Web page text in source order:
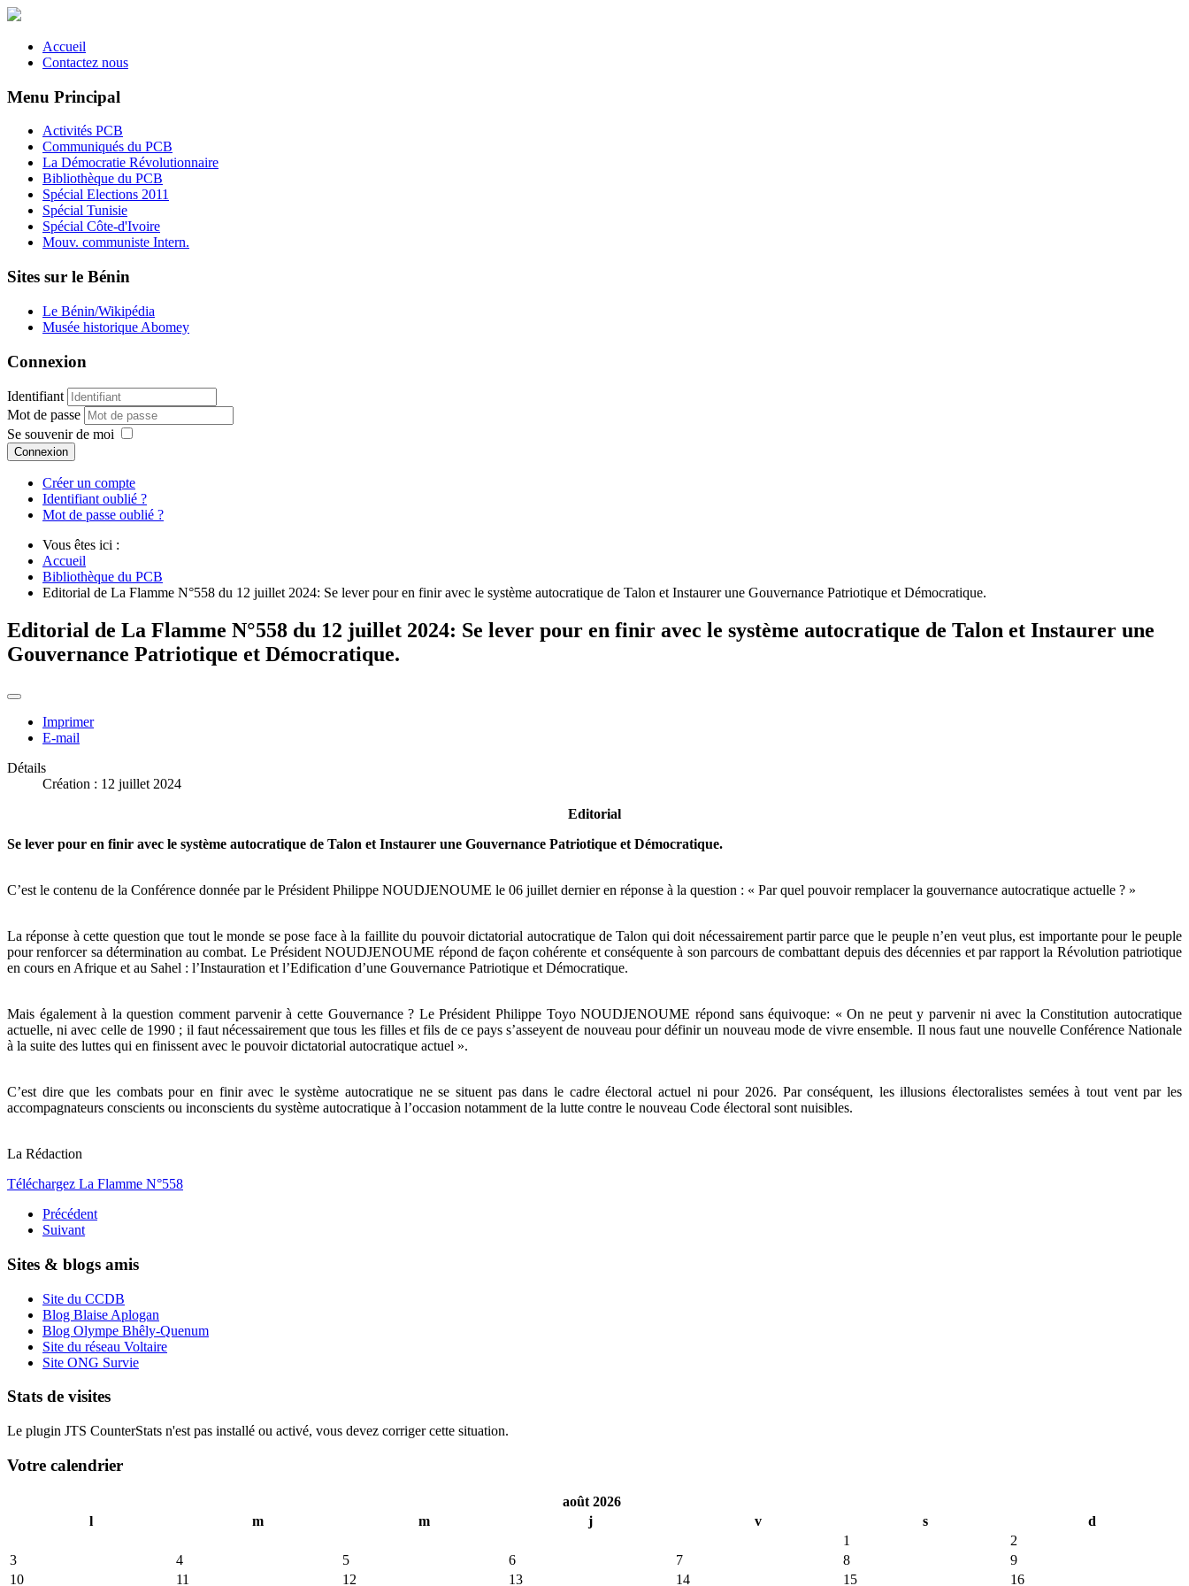
Accueil
Contactez nous
Menu Principal
Activités PCB
Communiqués du PCB
La Démocratie Révolutionnaire
Bibliothèque du PCB
Spécial Elections 2011
Spécial Tunisie
Spécial Côte-d'Ivoire
Mouv. communiste Intern.
Sites sur le Bénin
Le Bénin/Wikipédia
Musée historique Abomey
Connexion
Identifiant
Mot de passe
Se souvenir de moi
Connexion
Créer un compte
Identifiant oublié ?
Mot de passe oublié ?
Vous êtes ici :
Accueil
Bibliothèque du PCB
Editorial de La Flamme N°558 du 12 juillet 2024: Se lever pour en finir avec le système autocratique de Talon et Instaurer une Gouvernance Patriotique et Démocratique.
Editorial de La Flamme N°558 du 12 juillet 2024: Se lever pour en finir avec le système autocratique de Talon et Instaurer une
Gouvernance Patriotique et Démocratique.
Imprimer
E-mail
Détails
Création : 12 juillet 2024
Editorial
Se lever pour en finir avec le système autocratique de Talon et Instaurer une Gouvernance Patriotique et Démocratique.
C’est le contenu de la Conférence donnée par le Président Philippe NOUDJENOUME le 06 juillet dernier en réponse à la question : « Par quel pouvoir remplacer la gouvernance autocratique actuelle ? »
La réponse à cette question que tout le monde se pose face à la faillite du pouvoir dictatorial autocratique de Talon qui doit nécessairement partir parce que le peuple n’en veut plus, est importante pour le peuple
pour renforcer sa détermination au combat. Le Président NOUDJENOUME répond de façon cohérente et conséquente à son parcours de combattant depuis des décennies et par rapport la Révolution patriotique
en cours en Afrique et au Sahel : l’Instauration et l’Edification d’une Gouvernance Patriotique et Démocratique.
Mais également à la question comment parvenir à cette Gouvernance ? Le Président Philippe Toyo NOUDJENOUME répond sans équivoque: « On ne peut y parvenir ni avec la Constitution autocratique
actuelle, ni avec celle de 1990 ; il faut nécessairement que tous les filles et fils de ce pays s’asseyent de nouveau pour définir un nouveau mode de vivre ensemble. Il nous faut une nouvelle Conférence Nationale
à la suite des luttes qui en finissent avec le pouvoir dictatorial autocratique actuel ».
C’est dire que les combats pour en finir avec le système autocratique ne se situent pas dans le cadre électoral actuel ni pour 2026. Par conséquent, les illusions électoralistes semées à tout vent par les
accompagnateurs conscients ou inconscients du système autocratique à l’occasion notamment de la lutte contre le nouveau Code électoral sont nuisibles.
La Rédaction
Téléchargez La Flamme N°558
Précédent
Suivant
Sites & blogs amis
Site du CCDB
Blog Blaise Aplogan
Blog Olympe Bhêly-Quenum
Site du réseau Voltaire
Site ONG Survie
Stats de visites
Le plugin JTS CounterStats n'est pas installé ou activé, vous devez corriger cette situation.
Votre calendrier
août 2026
l
m m j v s
d
1
2
3
4 5 6 7 8
9
10
11 12 13 14 15 16